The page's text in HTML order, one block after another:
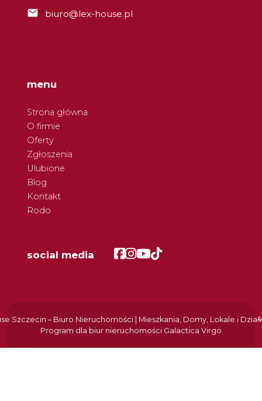
biuro@lex-house.pl
menu
Strona główna
O firmie
Oferty
Zgłoszenia
Ulubione
Blog
Kontakt
Rodo
social media Facebook
Facebook
Facebook
Facebook
Szczecin – Biuro Nieruchomości | Mieszkania, Domy, Lokale i
Program dla biur nieruchomości Galactica Virgo